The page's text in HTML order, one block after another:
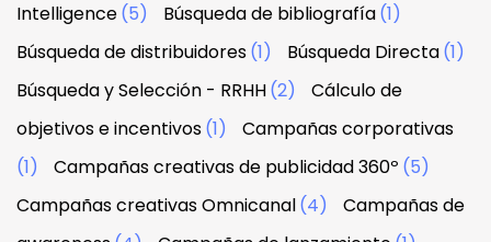
Intelligence(5) Búsqueda de bibliografía(1)
Búsqueda de distribuidores(1) Búsqueda Directa(1)
Búsqueda y Selección - RRHH(2)
Cálculo de
objetivos e incentivos(1)
Campañas corporativas
(1)
Campañas creativas de publicidad 360º (5)
Campañas creativas Omnicanal(4)
Campañas de